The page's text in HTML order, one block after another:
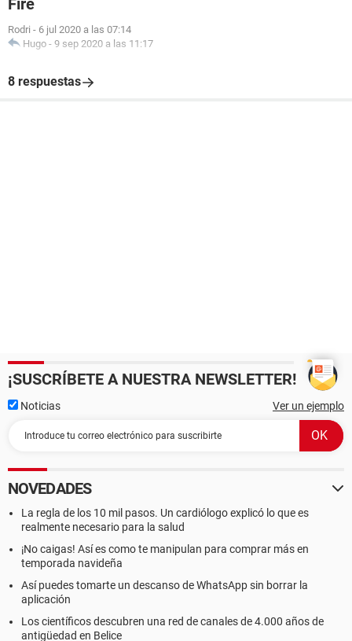
Fire
Rodri - 6 jul 2020 a las 07:14
Hugo - 9 sep 2020 a las 11:17
8 respuestas
¡SUSCRÍBETE A NUESTRA NEWSLETTER!
Noticias Ver un ejemplo
NOVEDADES
La regla de los 10 mil pasos. Un cardiólogo explicó lo que es
realmente necesario para la salud
¡No caigas! Así es como te manipulan para comprar más en
temporada navideña
Así puedes tomarte un descanso de WhatsApp sin borrar la
aplicación
Los científicos descubren una red de canales de 4.000 años de
antigüedad en Belice